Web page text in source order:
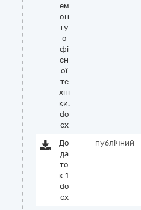
ем
он
ту
о
фі
сн
ої
те
хні
ки.
do
cx
До
да
то
к 1.
do
cx
публічний